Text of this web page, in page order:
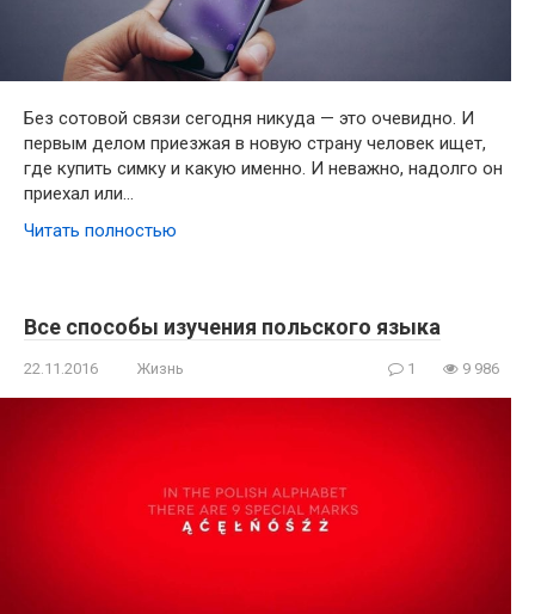
Без сотовой связи сегодня никуда — это очевидно. И
первым делом приезжая в новую страну человек ищет,
где купить симку и какую именно. И неважно, надолго он
приехал или…
Читать полностью
Все способы изучения польского языка
22.11.2016 Жизнь 1 9 986